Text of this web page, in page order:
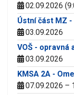
02.09.2026
Ústní část MZ
03.09.2026
VOŠ - opravná
03.09.2026
KMSA 2A -
07.09.2026 –